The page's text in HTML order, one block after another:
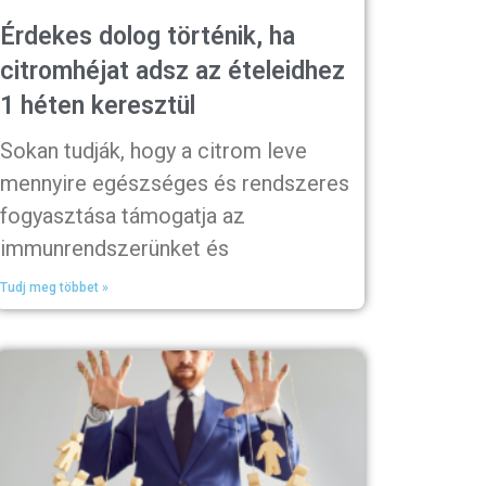
Érdekes dolog történik, ha
citromhéjat adsz az ételeidhez
1 héten keresztül
Sokan tudják, hogy a citrom leve
mennyire egészséges és rendszeres
fogyasztása támogatja az
immunrendszerünket és
Tudj meg többet »